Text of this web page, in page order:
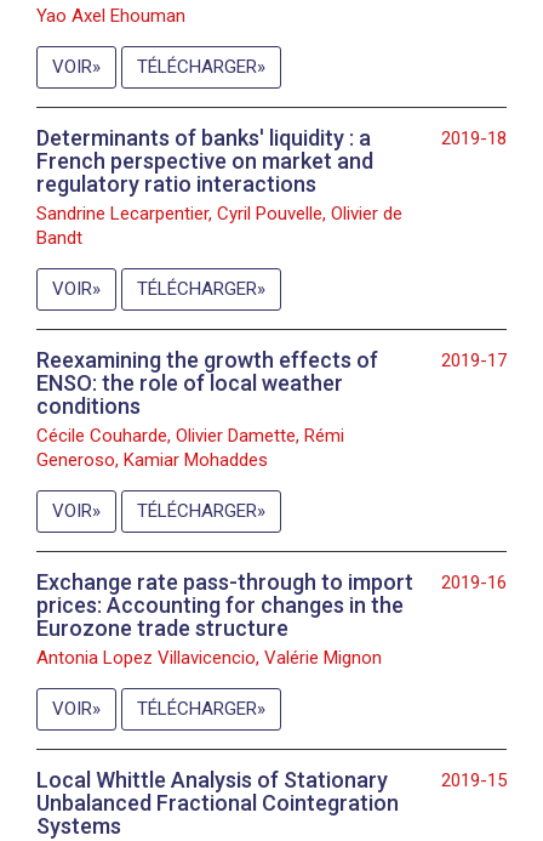
Yao Axel Ehouman
VOIR TÉLÉCHARGER
2019-18
Determinants of banks' liquidity : a
French perspective on market and
regulatory ratio interactions
Sandrine Lecarpentier, Cyril Pouvelle, Olivier de
Bandt
VOIR TÉLÉCHARGER
2019-17
Reexamining the growth effects of
ENSO: the role of local weather
conditions
Cécile Couharde, Olivier Damette, Rémi
Generoso, Kamiar Mohaddes
VOIR TÉLÉCHARGER
2019-16
Exchange rate pass-through to import
prices: Accounting for changes in the
Eurozone trade structure
Antonia Lopez Villavicencio, Valérie Mignon
VOIR TÉLÉCHARGER
2019-15
Local Whittle Analysis of Stationary
Unbalanced Fractional Cointegration
Systems